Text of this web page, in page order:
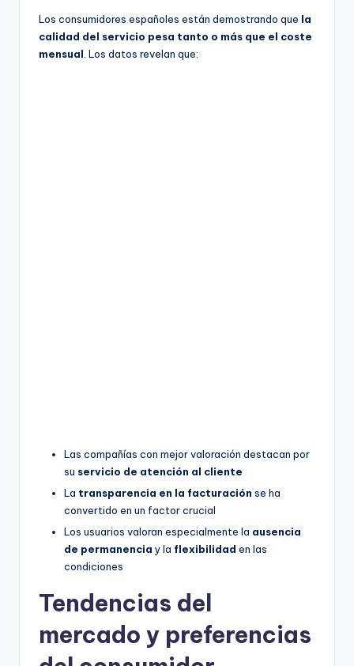
Los consumidores españoles están demostrando que la
calidad del servicio pesa tanto o más que el coste
mensual . Los datos revelan que:
Las compañías con mejor valoración destacan por
su servicio de atención al cliente
La transparencia en la facturación se ha
convertido en un factor crucial
Los usuarios valoran especialmente la ausencia
de permanencia y la flexibilidad en las
condiciones
Tendencias del
mercado y preferencias